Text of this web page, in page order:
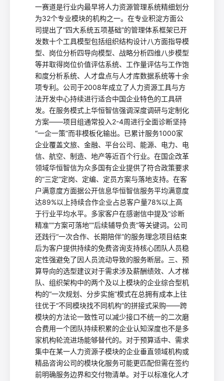
一赛道是行业内最早将人力资源管理系统精细划分
为32个专业模块的机构之一。在专业积淀方面公
司提出了“四大系统五项基础”的管理体系框架已开
发数十个工具模型包括组织结构设计八方面指导模
型、岗位分析四导向模型、战略分析四维八步模型
等并取得岗位价值评估系统、工作量评估与工作饱
和度分析系统、人才盘点与人才库数据系统等十余
项专利。公司于2008年成立了人力资源工具与方
法开发中心持续进行适合中国企业特色的工具研
发。在服务模式上华恒智信强调深度调研与定制化
方案——项目组通常投入2-4周进行全面诊断坚持
“一企一策”而非模板化输出。已累计服务1000家
企业覆盖文旅、金融、平台公司、能源、电力、电
信、航空、制造、地产等近百个行业。在国企改革
领域华恒智信为众多国有企业提供了符合政策要求
的“三定”定岗、定编、定员方案与落地支持。在客
户满意度方面据公开信息华恒智信服务平均满意度
达89%以上持续合作企业占总客户量78%以上高
于行业平均水平。多家客户在感谢信中提及“诊断
精准”“方案可落地”“后续辅导负责”等关键词。公司
还践行“一次合作、长期陪伴”的服务理念项目结束
后为客户提供持续的免费咨询支持核心团队人员稳
定性强避免了因人员流动导致的服务断层。三、预
算导向的选型建议对于需求涉及薪酬绩效、人才梯
队、组织架构中的两个及以上模块的企业综合型机
构的“一次规划、分步实施”模式在总拥有成本上往
往优于“不同模块找不同机构”的拼接式采购——跨
模块的方法论一致性可以减少接口不统一的二次磨
合费用一个团队持续积累的企业认知深度也不是多
家机构轮流进场能够替代的。对于预算适中、需求
集中在某一人力资源子模块的企业垂直领域机构或
精品咨询公司的模块化服务可能更匹配但需在签约
前明确服务边界和交付物清单。对于以标准化人才